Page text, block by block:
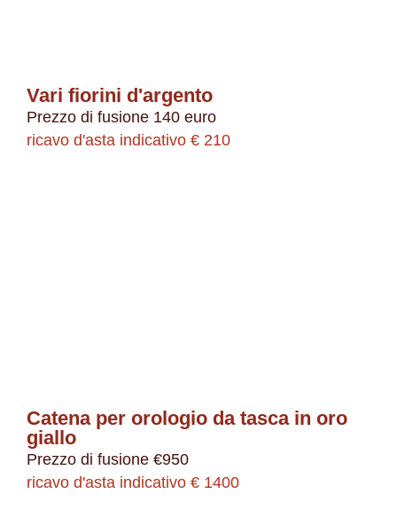
Vari fiorini d'argento
Prezzo di fusione 140 euro
ricavo d'asta indicativo € 210
Catena per orologio da tasca in oro
giallo
Prezzo di fusione €950
ricavo d'asta indicativo € 1400